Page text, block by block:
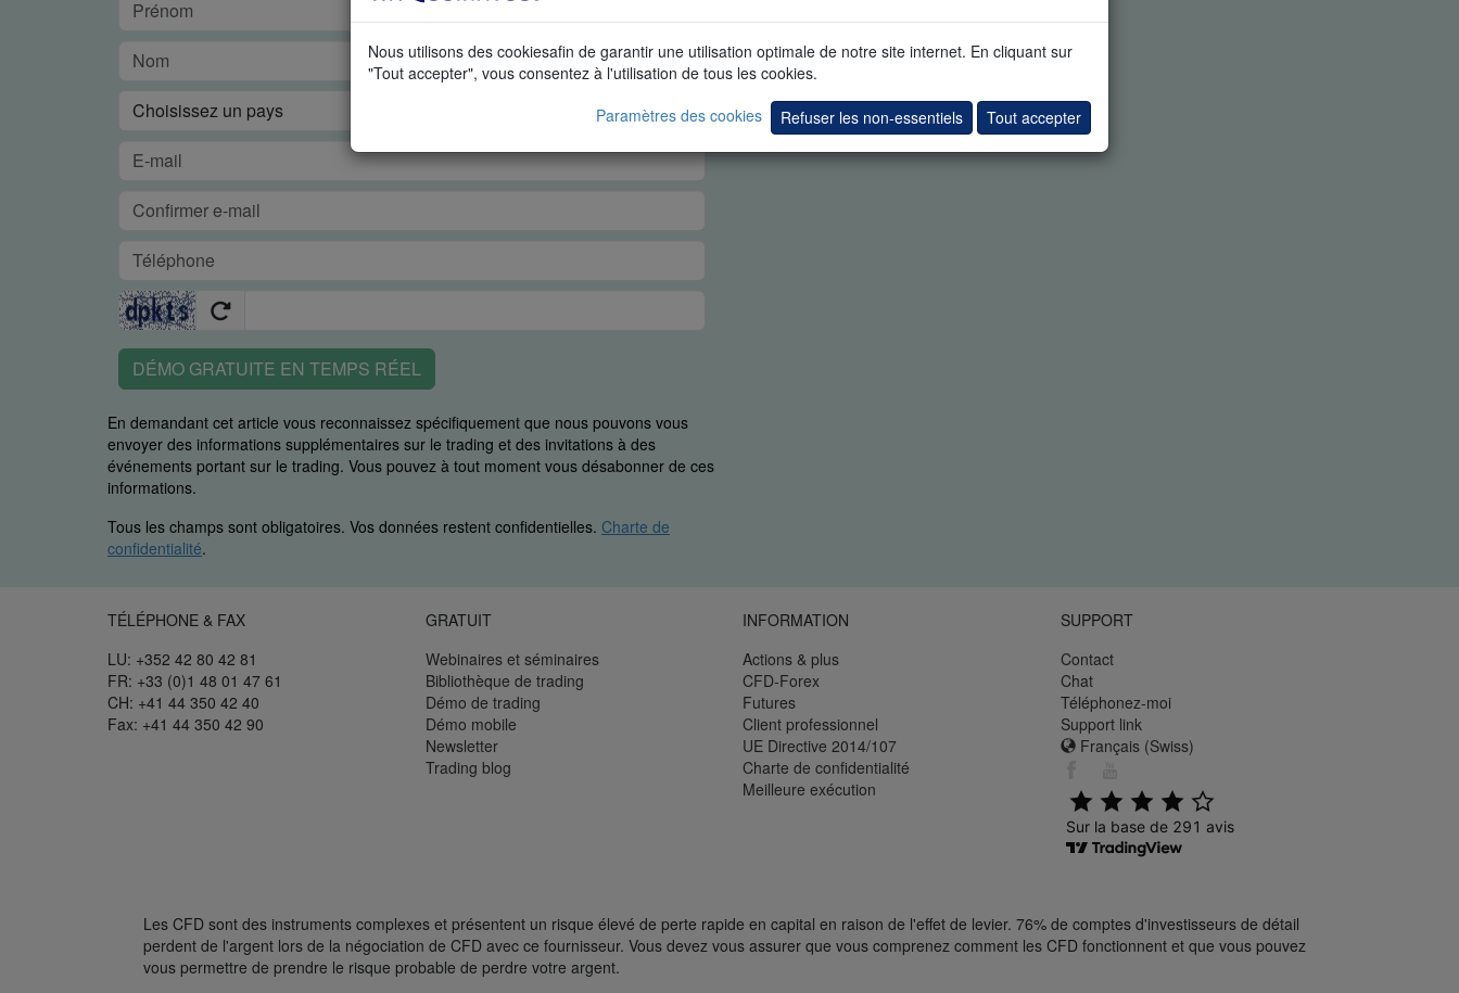
Nous utilisons des cookiesafin de garantir une utilisation optimale de notre site internet. En cliquant sur
"Tout accepter", vous consentez à l'utilisation de tous les cookies.
Paramètres des cookies
Refuser les non-essentiels Tout accepter
DÉMO GRATUITE EN TEMPS RÉEL
En demandant cet article vous reconnaissez spécifiquement que nous pouvons vous
envoyer des informations supplémentaires sur le trading et des invitations à des
événements portant sur le trading. Vous pouvez à tout moment vous désabonner de ces
informations.
Tous les champs sont obligatoires. Vos données restent confidentielles. Charte de
confidentialité.
TÉLÉPHONE & FAX
LU: +352 42 80 42 81
FR: +33 (0)1 48 01 47 61
CH: +41 44 350 42 40
Fax: +41 44 350 42 90
GRATUIT
Webinaires et séminaires
Bibliothèque de trading
Démo de trading
Démo mobile
Newsletter
Trading blog
INFORMATION
Actions & plus
CFD-Forex
Futures
Client professionnel
UE Directive 2014/107
Charte de confidentialité
Meilleure exécution
SUPPORT
Contact
Chat
Téléphonez-moi
Support link
Français (Swiss)
Les CFD sont des instruments complexes et présentent un risque élevé de perte rapide en capital en raison de l'effet de levier. 76% de comptes d'investisseurs de détail
perdent de l'argent lors de la négociation de CFD avec ce fournisseur. Vous devez vous assurer que vous comprenez comment les CFD fonctionnent et que vous pouvez
vous permettre de prendre le risque probable de perdre votre argent.